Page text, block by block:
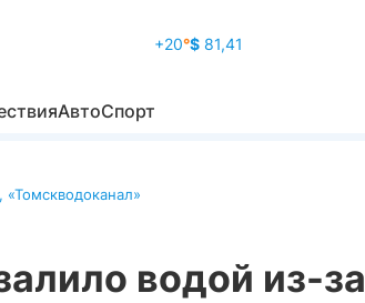
+20°$ 81,41
АвтоСпорт
, «Томскводоканал»
водой из-за